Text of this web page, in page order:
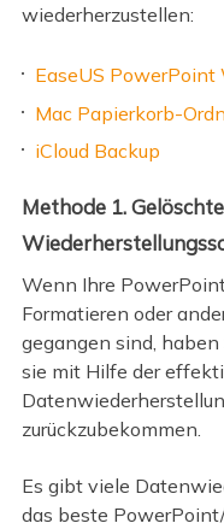
wiederherzustellen:
EaseUS
Mac Papierkorb-
iCloud Backup
Methode 1.
Wenn Ihre
Formatieren oder
gegangen sind,
sie mit Hilfe der
zurückzubekommen.
Es gibt viele
das beste